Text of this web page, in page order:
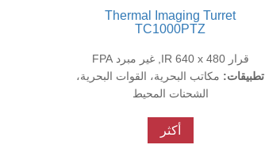
Thermal Imaging Turret
TC1000PTZ
قرار IR 640 x 480, غير مبرد FPA
تطبيقات: مكاتب البحرية، القوات البحرية،
الشحنات المحيط
أكثر